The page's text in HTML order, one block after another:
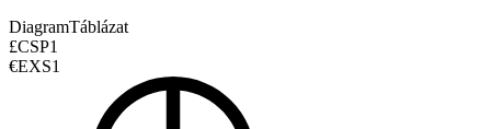
DiagramTáblázat
£CSP1
€EXS1